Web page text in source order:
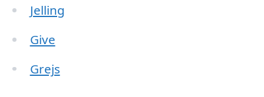
Jelling
Give
Grejs